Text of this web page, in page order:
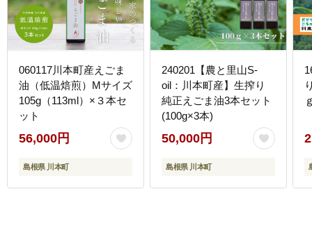
060117川本町産えごま
油（低温焙煎）Mサイズ
105g（113ml）×３本セ
ット
56,000円
島根県 川本町
240201【農と里山S-
oil：川本町産】生搾り
純正えごま油3本セット
(100g×3本)
50,000円
島根県 川本町